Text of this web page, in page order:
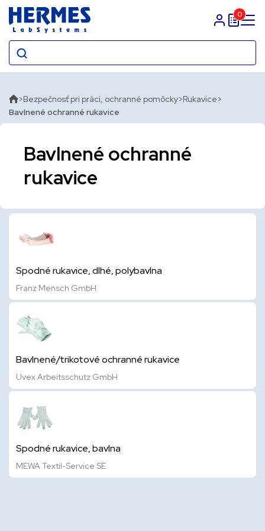
Prihlasit sa
0
Bezpečnosť pri práci, ochranné pomôcky Rukavice
Bavlnené ochranné rukavice
Bavlnené ochranné
rukavice
Spodné rukavice, dlhé, polybavlna
Franz Mensch GmbH
Bavlnené/trikotové ochranné rukavice
Uvex Arbeitsschutz GmbH
Spodné rukavice, bavlna
MEWA Textil-Service SE